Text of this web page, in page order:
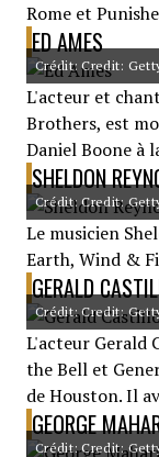
Rome et
ED AMES
Crédit: Credit:
L'acteur et
Brothers, est
Daniel Boone à
SHELDON
Crédit: Credit:
Le musicien
Earth, Wind &
GERALD
Crédit: Credit:
L'acteur Gerald
the Bell et
de Houston. Il
GEORGE
Crédit: Credit: